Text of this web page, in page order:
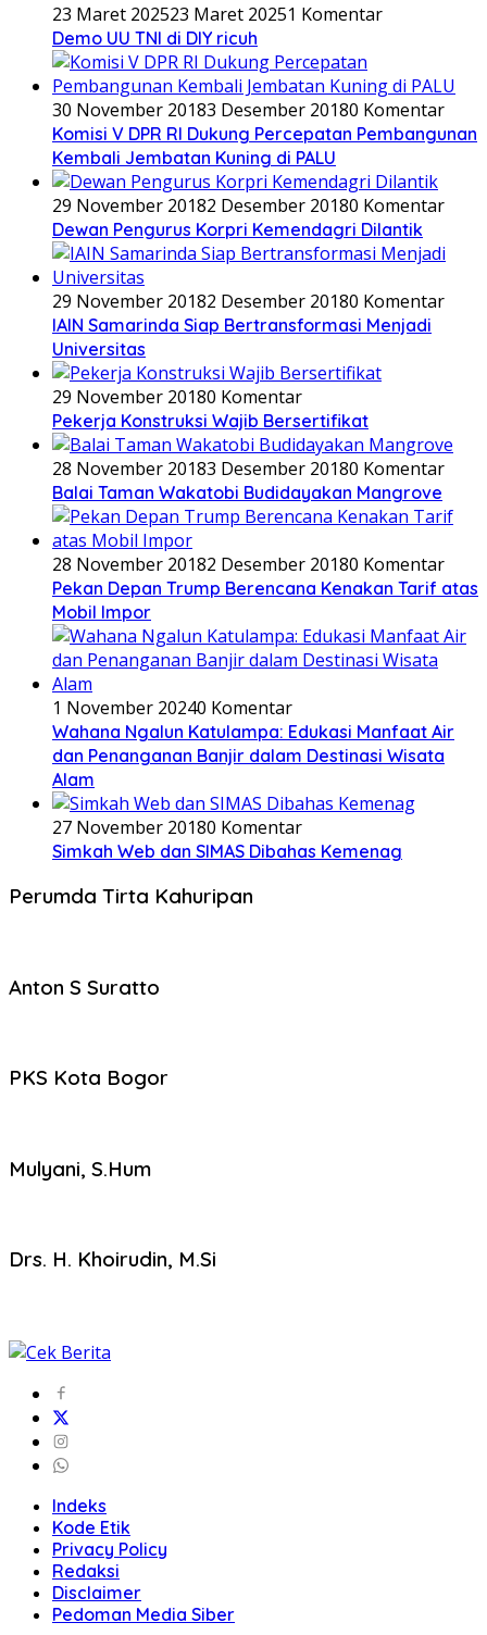
23 Maret 202523 Maret 20251 Komentar
Demo UU TNI di DIY ricuh
30 November 20183 Desember 20180 Komentar
Komisi V DPR RI Dukung Percepatan Pembangunan
Kembali Jembatan Kuning di PALU
29 November 20182 Desember 20180 Komentar
Dewan Pengurus Korpri Kemendagri Dilantik
29 November 20182 Desember 20180 Komentar
IAIN Samarinda Siap Bertransformasi Menjadi
Universitas
29 November 20180 Komentar
Pekerja Konstruksi Wajib Bersertifikat
28 November 20183 Desember 20180 Komentar
Balai Taman Wakatobi Budidayakan Mangrove
28 November 20182 Desember 20180 Komentar
Pekan Depan Trump Berencana Kenakan Tarif atas
Mobil Impor
1 November 20240 Komentar
Wahana Ngalun Katulampa: Edukasi Manfaat Air
dan Penanganan Banjir dalam Destinasi Wisata
Alam
27 November 20180 Komentar
Simkah Web dan SIMAS Dibahas Kemenag
Perumda Tirta Kahuripan
Anton S Suratto
PKS Kota Bogor
Mulyani, S.Hum
Drs. H. Khoirudin, M.Si
Indeks
Kode Etik
Privacy Policy
Redaksi
Disclaimer
Pedoman Media Siber